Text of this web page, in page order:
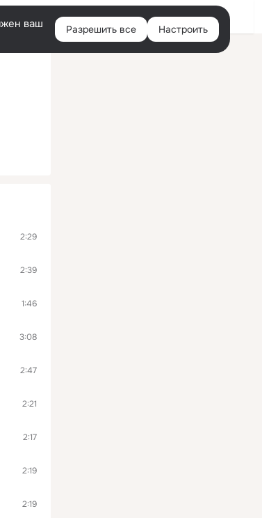
Войти
ваш
Разрешить все Настроить
2:29
2:39
1:46
3:08
2:47
2:21
2:17
2:19
2:19